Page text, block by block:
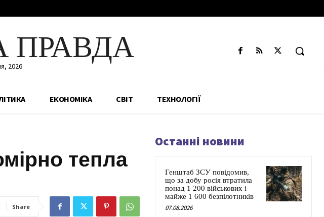
ПРАВДА
2026
ЕКОНОМІКА СВІТ ТЕХНОЛОГІЇ
тепла
Share
Останні новини
Генштаб ЗСУ повідомив,
що за добу росія втратила
понад 1 200 військових і
майже 1 600 безпілотників
07.08.2026